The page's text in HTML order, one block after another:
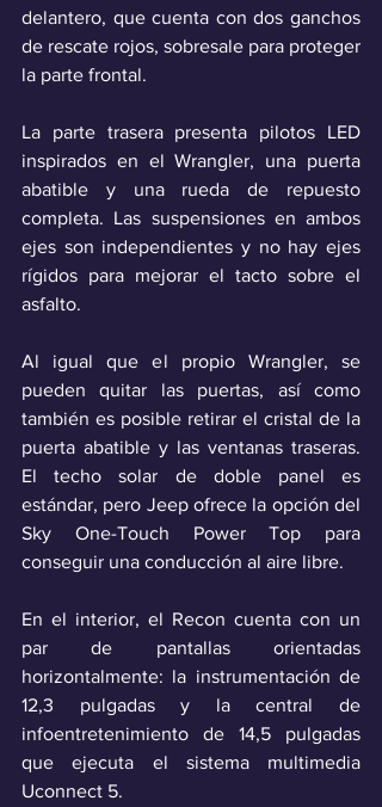
delantero, que cuenta con dos ganchos
de rescate rojos, sobresale para proteger
la parte frontal.
La parte trasera presenta pilotos LED
inspirados en el Wrangler, una puerta
abatible y una rueda de repuesto
completa. Las suspensiones en ambos
ejes son independientes y no hay ejes
rígidos para mejorar el tacto sobre el
asfalto.
Al igual que el propio Wrangler, se
pueden quitar las puertas, así como
también es posible retirar el cristal de la
puerta abatible y las ventanas traseras.
El techo solar de doble panel es
estándar, pero Jeep ofrece la opción del
Sky One-Touch Power Top para
conseguir una conducción al aire libre.
En el interior, el Recon cuenta con un
par de pantallas orientadas
horizontalmente: la instrumentación de
12,3 pulgadas y la central de
infoentretenimiento de 14,5 pulgadas
que ejecuta el sistema multimedia
Uconnect 5.